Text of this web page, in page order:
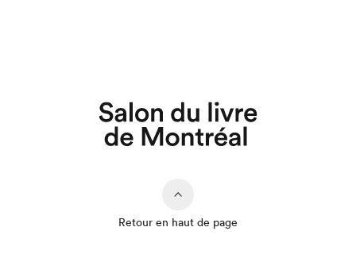
Retour en haut de page